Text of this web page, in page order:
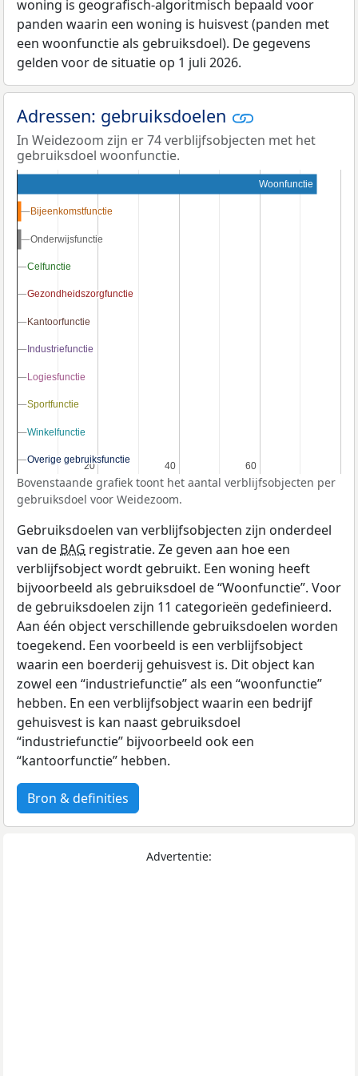
woning is geografisch-algoritmisch bepaald voor
panden waarin een woning is huisvest (panden met
een woonfunctie als gebruiksdoel). De gegevens
gelden voor de situatie op 1 juli 2026.
Adressen: gebruiksdoelen
In Weidezoom zijn er 74 verblijfsobjecten met het
gebruiksdoel woonfunctie.
20
20 40
40 60
60
Woonfunctie
Bijeenkomstfunctie
Bijeenkomstfunctie
Onderwijsfunctie
Onderwijsfunctie
Celfunctie
Celfunctie
Gezondheidszorgfunctie
Gezondheidszorgfunctie
Kantoorfunctie
Kantoorfunctie
Industriefunctie
Industriefunctie
Logiesfunctie
Logiesfunctie
Sportfunctie
Sportfunctie
Winkelfunctie
Winkelfunctie
Overige gebruiksfunctie
Overige gebruiksfunctie
Bovenstaande grafiek toont het aantal verblijfsobjecten per
gebruiksdoel voor Weidezoom.
Gebruiksdoelen van verblijfsobjecten zijn onderdeel
van de BAG registratie. Ze geven aan hoe een
verblijfsobject wordt gebruikt. Een woning heeft
bijvoorbeeld als gebruiksdoel de “Woonfunctie”. Voor
de gebruiksdoelen zijn 11 categorieën gedefinieerd.
Aan één object verschillende gebruiksdoelen worden
toegekend. Een voorbeeld is een verblijfsobject
waarin een boerderij gehuisvest is. Dit object kan
zowel een “industriefunctie” als een “woonfunctie”
hebben. En een verblijfsobject waarin een bedrijf
gehuisvest is kan naast gebruiksdoel
“industriefunctie” bijvoorbeeld ook een
“kantoorfunctie” hebben.
Bron & definities
Advertentie: